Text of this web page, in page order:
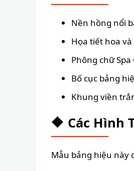
Nền hồng nổi
Họa tiết hoa
Phông chữ
Bố cục bảng
Khung viền
🔶 Các Hình
Mẫu bảng hiệu này